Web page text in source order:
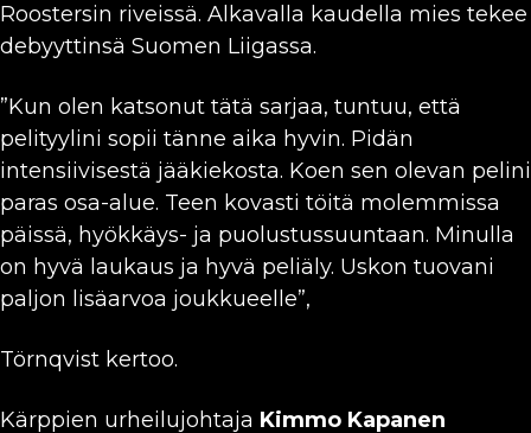
Roostersin riveissä. Alkavalla kaudella mies tekee
debyyttinsä Suomen Liigassa.
”Kun olen katsonut tätä sarjaa, tuntuu, että
pelityylini sopii tänne aika hyvin. Pidän
intensiivisestä jääkiekosta. Koen sen olevan pelini
paras osa-alue. Teen kovasti töitä molemmissa
päissä, hyökkäys- ja puolustussuuntaan. Minulla
on hyvä laukaus ja hyvä peliäly. Uskon tuovani
paljon lisäarvoa joukkueelle”,
Törnqvist kertoo.
Kärppien urheilujohtaja Kimmo Kapanen